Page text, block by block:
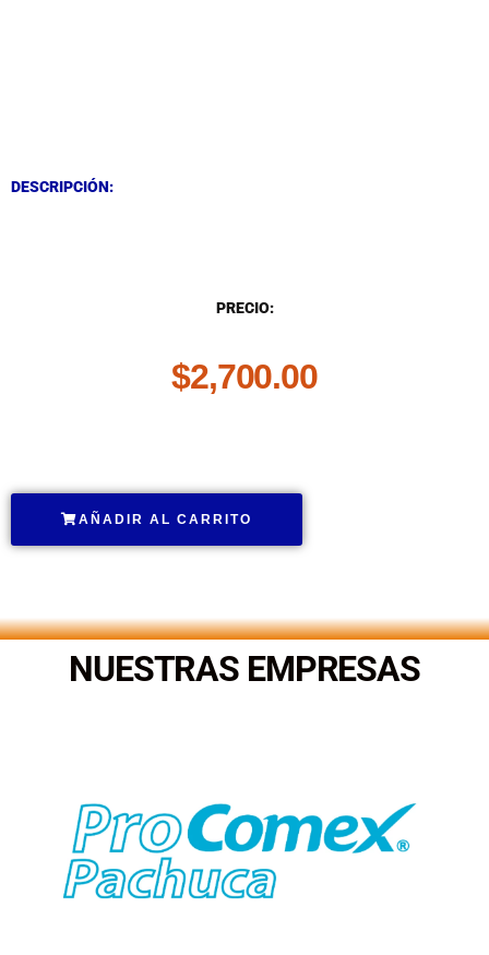
DESCRIPCIÓN:
PRECIO:
$2,700.00
AÑADIR AL CARRITO
NUESTRAS EMPRESAS